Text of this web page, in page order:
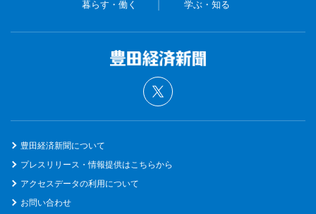
暮らす・働く 学ぶ・知る
豊田経済新聞について
プレスリリース・情報提供はこちらから
アクセスデータの利用について
お問い合わせ